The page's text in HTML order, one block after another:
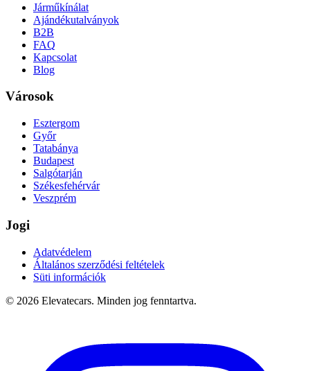
Járműkínálat
Ajándékutalványok
B2B
FAQ
Kapcsolat
Blog
Városok
Esztergom
Győr
Tatabánya
Budapest
Salgótarján
Székesfehérvár
Veszprém
Jogi
Adatvédelem
Általános szerződési feltételek
Süti információk
© 2026 Elevatecars. Minden jog fenntartva.